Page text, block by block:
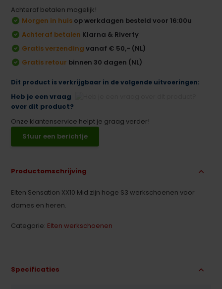
Achteraf betalen mogelijk!
Morgen in huis op werkdagen besteld voor 16:00u
Achteraf betalen Klarna & Riverty
Gratis verzending vanaf € 50,- (NL)
Gratis retour binnen 30 dagen (NL)
Dit product is verkrijgbaar in de volgende uitvoeringen:
Heb je een vraag
over dit product?
Onze klantenservice helpt je graag verder!
Stuur een berichtje
Productomschrijving
Elten Sensation XX10 Mid zijn hoge S3 werkschoenen voor
dames en heren.
Categorie: Elten werkschoenen
Specificaties